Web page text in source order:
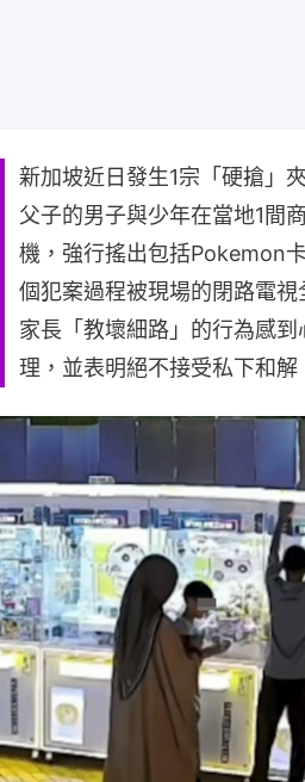
新加坡近日發生1宗「硬搶」
父子的男子與少年在當地1間
機，強行搖出包括Pokemon
個犯案過程被現場的閉路電
家長「教壞細路」的行為感
理，並表明絕不接受私下和解